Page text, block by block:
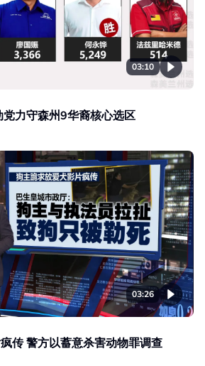
03:10
力守森州9华裔核心选区
03:26
传 警方以蓄意杀害动物罪调查